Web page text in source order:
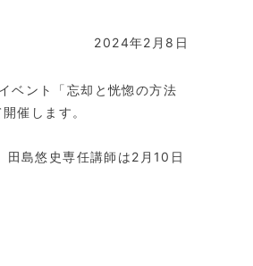
2024年2月8日
ベント「忘却と恍惚の方法
催します。
田島悠史専任講師は2月10日